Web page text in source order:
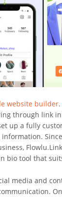
website builder
through link in
up a fully
bio tool that
media and